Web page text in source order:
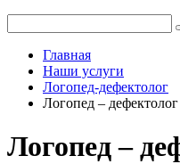
Главная
Наши услуги
Логопед-дефектолог
Логопед – дефектолог
Логопед –